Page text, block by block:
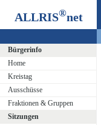
ALLRIS®net
Bürgerinfo
Home
Kreistag
Ausschüsse
Fraktionen & Gruppen
Sitzungen